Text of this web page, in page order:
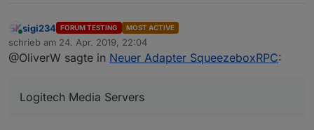
Online
sigi234 FORUM TESTING MOST ACTIVE
schrieb am 24. Apr. 2019, 22:04
zuletzt editiert von
@OliverW sagte in Neuer Adapter SqueezeboxRPC:
Logitech Media Servers